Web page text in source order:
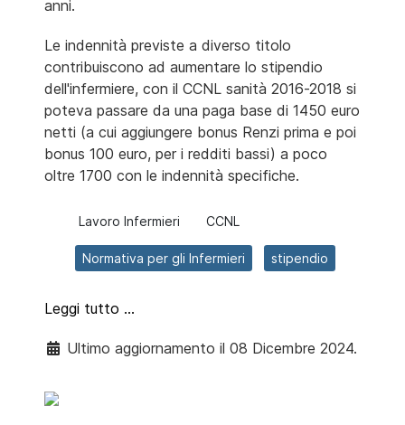
anni.
Le indennità previste a diverso titolo
contribuiscono ad aumentare lo stipendio
dell'infermiere, con il CCNL sanità 2016-2018 si
poteva passare da una paga base di 1450 euro
netti (a cui aggiungere bonus Renzi prima e poi
bonus 100 euro, per i redditi bassi) a poco
oltre 1700 con le indennità specifiche.
Lavoro Infermieri CCNL
Normativa per gli Infermieri stipendio
Leggi tutto …
Ultimo aggiornamento il 08 Dicembre 2024.